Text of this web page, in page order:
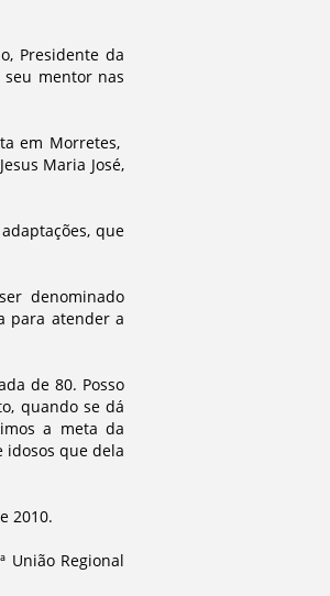
Presidente da
mentor nas
em Morretes,
Maria José,
que
denominado
para atender a
de 80. Posso
quando se dá
a meta da
idosos que dela
2010.
União Regional